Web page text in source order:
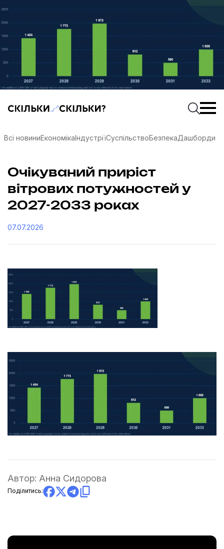
Скільки-скільки? — Медіа про суспільні даніПочати
Всі новиниЕкономікаІндустріїСуспільствоБезпекаДашборди
Очікуваний приріст
вітрових потужностей у
2027-2033 роках
07.07.2026
Автор: Анна Сидорова
Поділитись: